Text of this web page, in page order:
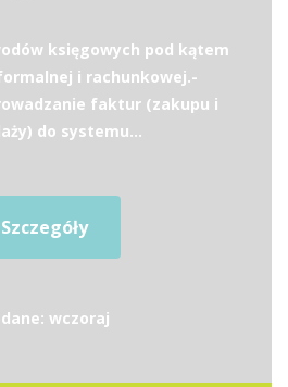
księgowych pod kątem
i rachunkowej.-
faktur (zakupu i
do systemu...
Szczegóły
wczoraj